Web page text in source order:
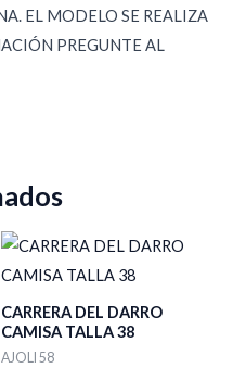
EL MODELO SE REALIZA
PREGUNTE AL
CARRERA DEL DARRO
CAMISA TALLA 38
AJOLI 58